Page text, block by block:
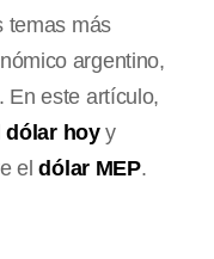
temas más
argentino,
En este artículo,
dólar hoyy
eldólar MEP.